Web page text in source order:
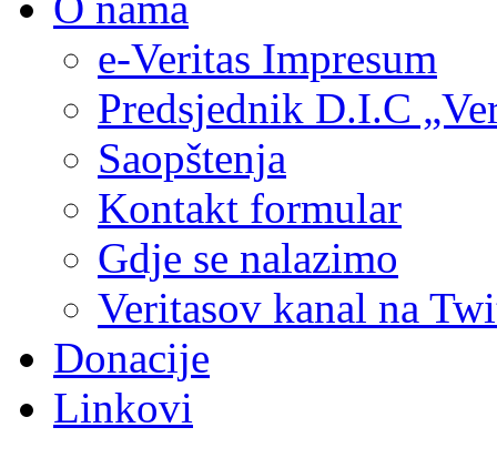
e-Veritas Impresum
Predsjednik D.I.C
Saopštenja
Kontakt formular
Gdje se nalazimo
Veritasov kanal na
Donacije
Linkovi